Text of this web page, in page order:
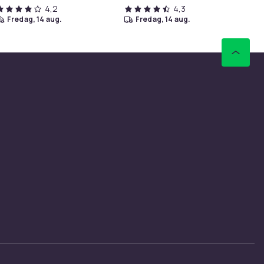
4,2
fredag, 14 aug.
4,3
fredag, 14 aug.